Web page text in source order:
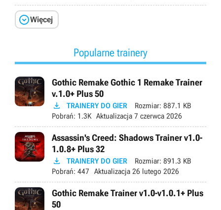
Więcej
Popularne trainery
Gothic Remake Gothic 1 Remake Trainer
v.1.0+ Plus 50
 TRAINERY DO GIER Rozmiar: 887.1 KB
Pobrań: 1.3K Aktualizacja 7 czerwca 2026
Assassin's Creed: Shadows Trainer v1.0-
1.0.8+ Plus 32
 TRAINERY DO GIER Rozmiar: 891.3 KB
Pobrań: 447 Aktualizacja 26 lutego 2026
Gothic Remake Trainer v1.0-v1.0.1+ Plus
50